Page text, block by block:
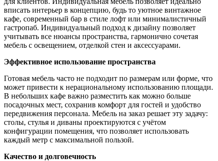
вписать интерьер в концепцию, будь то уютное винтажное
кафе, современный бар в стиле лофт или минималистичный
гастропаб. Индивидуальный подход к дизайну позволяет
учитывать все нюансы пространства, гармонично сочетая
мебель с освещением, отделкой стен и аксессуарами.
Эффективное использование пространства
Готовая мебель часто не подходит по размерам или форме, что
может привести к нерациональному использованию площади.
В небольших кафе важно разместить как можно больше
посадочных мест, сохранив комфорт для гостей и удобство
передвижения персонала. Мебель на заказ решает эту задачу:
столы, стулья и диваны проектируются с учётом
конфигурации помещения, что позволяет использовать
каждый метр с максимальной пользой.
Качество и долговечность